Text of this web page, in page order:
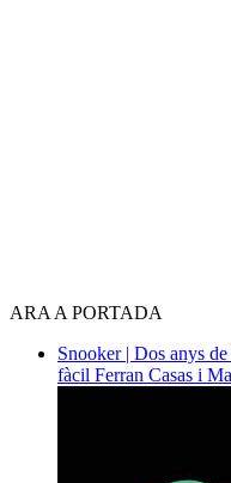
ARA A PORTADA
Snooker | Dos anys
fàcil Ferran Casas i